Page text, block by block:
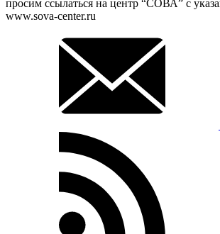
просим ссылаться на центр “СОВА” с
www.sova-center.ru